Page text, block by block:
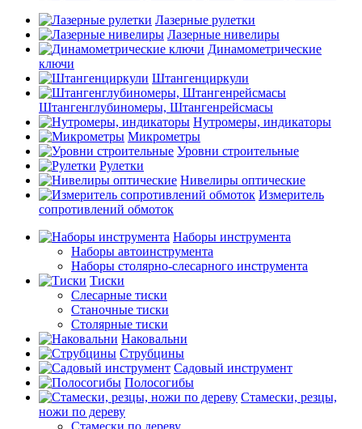
Лазерные рулетки
Лазерные нивелиры
Динамометрические
ключи
Штангенциркули
Штангенглубиномеры, Штангенрейсмасы
Нутромеры, индикаторы
Микрометры
Уровни строительные
Рулетки
Нивелиры оптические
Измеритель
сопротивлений обмоток
Наборы инструмента
Наборы автоинструмента
Наборы столярно-слесарного инструмента
Тиски
Слесарные тиски
Станочные тиски
Столярные тиски
Наковальни
Струбцины
Садовый инструмент
Полосогибы
Стамески, резцы,
ножи по дереву
Стамески по дереву